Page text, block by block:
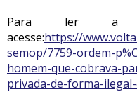
Para ler a
acesse:https://
semop/7759-ordem-
homem-que-cobrava-
privada-de-forma-